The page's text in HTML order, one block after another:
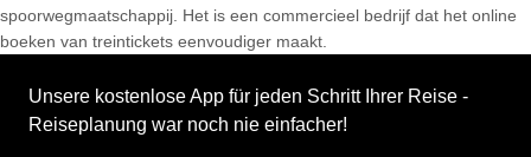
spoorwegmaatschappij. Het is een commercieel bedrijf dat het online
boeken van treintickets eenvoudiger maakt.
Unsere kostenlose App für jeden Schritt Ihrer Reise -
Reiseplanung war noch nie einfacher!